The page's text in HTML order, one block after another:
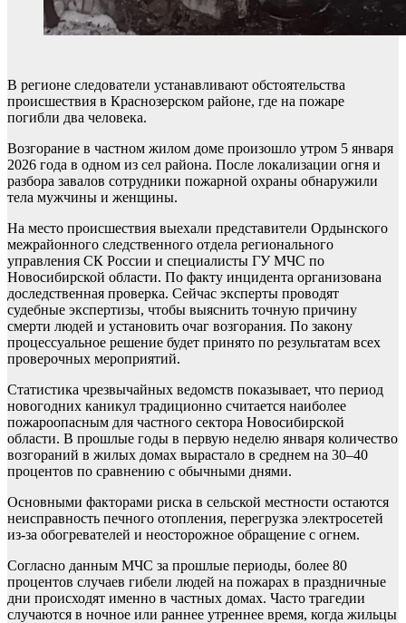
В регионе следователи устанавливают обстоятельства
происшествия в Краснозерском районе, где на пожаре
погибли два человека.
Возгорание в частном жилом доме произошло утром 5 января
2026 года в одном из сел района. После локализации огня и
разбора завалов сотрудники пожарной охраны обнаружили
тела мужчины и женщины.
На место происшествия выехали представители Ордынского
межрайонного следственного отдела регионального
управления СК России и специалисты ГУ МЧС по
Новосибирской области. По факту инцидента организована
доследственная проверка. Сейчас эксперты проводят
судебные экспертизы, чтобы выяснить точную причину
смерти людей и установить очаг возгорания. По закону
процессуальное решение будет принято по результатам всех
проверочных мероприятий.
Статистика чрезвычайных ведомств показывает, что период
новогодних каникул традиционно считается наиболее
пожароопасным для частного сектора Новосибирской
области. В прошлые годы в первую неделю января количество
возгораний в жилых домах вырастало в среднем на 30–40
процентов по сравнению с обычными днями.
Основными факторами риска в сельской местности остаются
неисправность печного отопления, перегрузка электросетей
из-за обогревателей и неосторожное обращение с огнем.
Согласно данным МЧС за прошлые периоды, более 80
процентов случаев гибели людей на пожарах в праздничные
дни происходят именно в частных домах. Часто трагедии
случаются в ночное или раннее утреннее время, когда жильцы